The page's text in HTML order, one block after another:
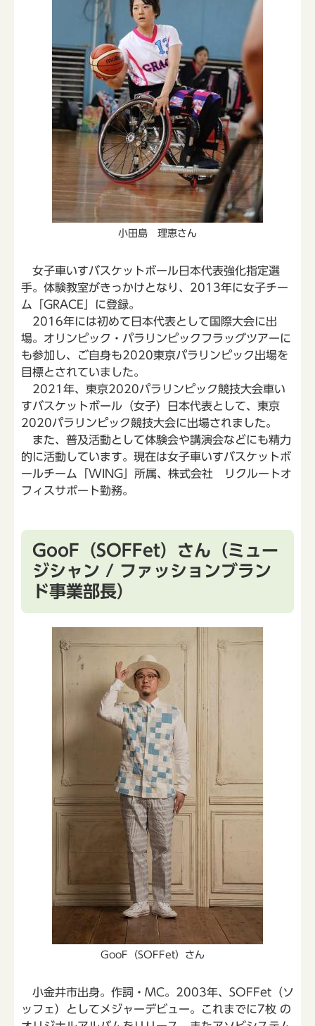
小田島 理恵さん
女子車いすバスケットボール日本代表強化指定選
手。体験教室がきっかけとなり、2013年に女子チー
ム「GRACE」に登録。
2016年には初めて日本代表として国際大会に出
場。オリンピック・パラリンピックフラッグツアーに
も参加し、ご自身も2020東京パラリンピック出場を
目標とされていました。
2021年、東京2020パラリンピック競技大会車い
すバスケットボール（女子）日本代表として、東京
2020パラリンピック競技大会に出場されました。
また、普及活動として体験会や講演会などにも精力
的に活動しています。現在は女子車いすバスケットボ
ールチーム「WING」所属、株式会社 リクルートオ
フィスサポート勤務。
GooF（SOFFet）さん（ミュー
ジシャン / ファッションブラン
ド事業部長）
GooF（SOFFet）さん
小金井市出身。作詞・MC。2003年、SOFFet（ソ
ッフェ）としてメジャーデビュー。これまでに7枚 の